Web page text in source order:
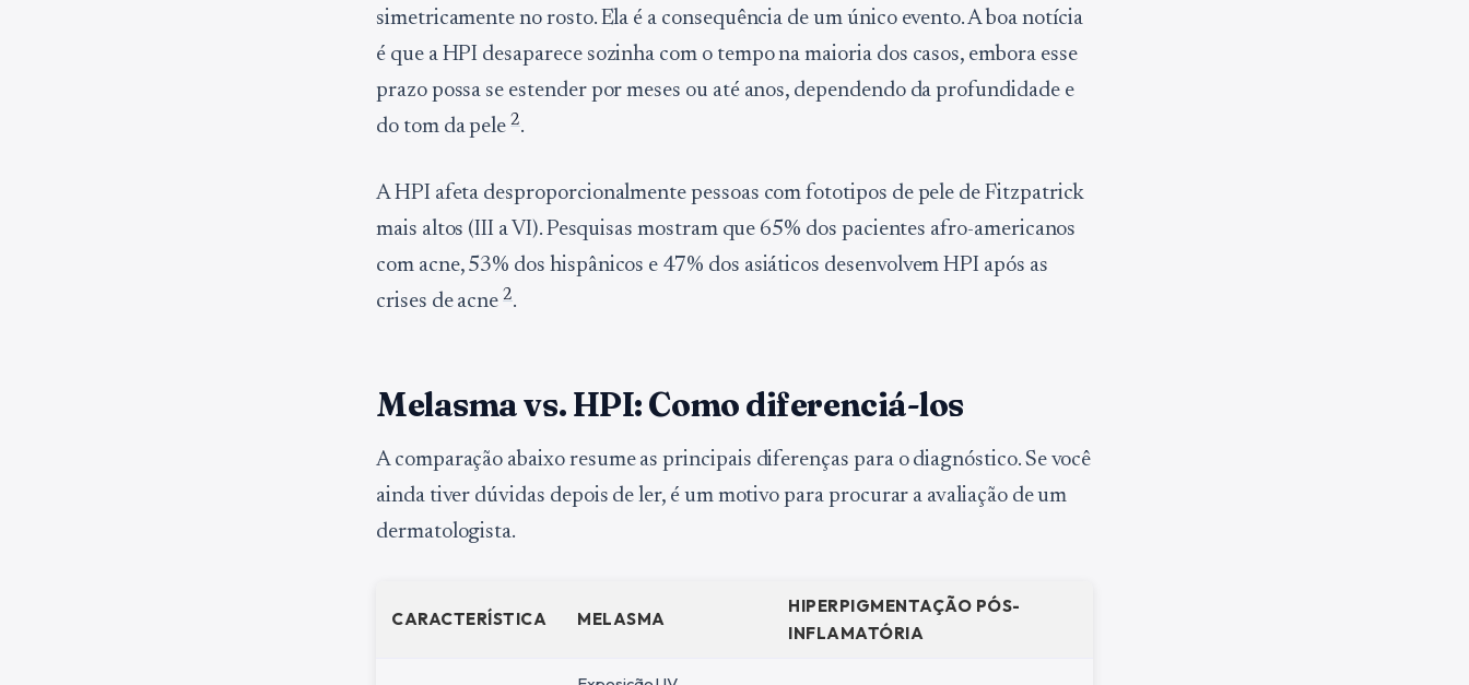
simetricamente no rosto. Ela é a consequência de um único evento. A boa notícia
é que a HPI desaparece sozinha com o tempo na maioria dos casos, embora esse
prazo possa se estender por meses ou até anos, dependendo da profundidade e
do tom da pele2.
A HPI afeta desproporcionalmente pessoas com fototipos de pele de Fitzpatrick
mais altos (III a VI). Pesquisas mostram que 65% dos pacientes afro-americanos
com acne, 53% dos hispânicos e 47% dos asiáticos desenvolvem HPI após as
crises de acne2.
Melasma vs. HPI: Como diferenciá-los
A comparação abaixo resume as principais diferenças para o diagnóstico. Se você
ainda tiver dúvidas depois de ler, é um motivo para procurar a avaliação de um
dermatologista.
CARACTERÍSTICA MELASMA
HIPERPIGMENTAÇÃO PÓS-
INFLAMATÓRIA